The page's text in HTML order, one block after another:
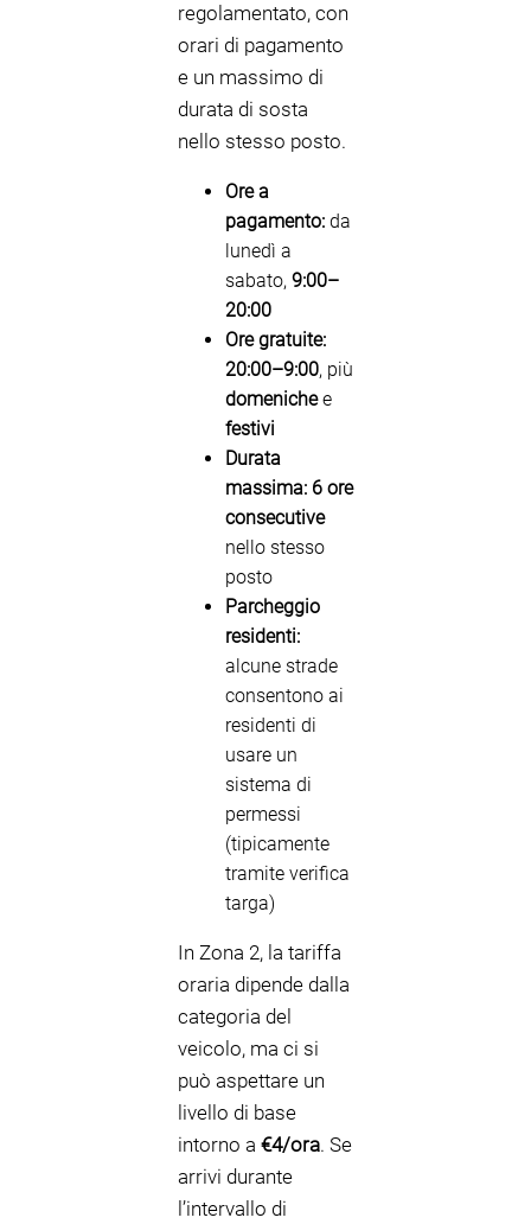
regolamentato, con
orari di pagamento
e un massimo di
durata di sosta
nello stesso posto.
Ore a
pagamento: da
lunedì a
sabato, 9:00–
20:00
Ore gratuite:
20:00–9:00, più
domenichee
festivi
Durata
massima: 6 ore
consecutive
nello stesso
posto
Parcheggio
residenti:
alcune strade
consentono ai
residenti di
usare un
sistema di
permessi
(tipicamente
tramite verifica
targa)
In Zona 2, la tariffa
oraria dipende dalla
categoria del
veicolo, ma ci si
può aspettare un
livello di base
intorno a €4/ora. Se
arrivi durante
l’intervallo di